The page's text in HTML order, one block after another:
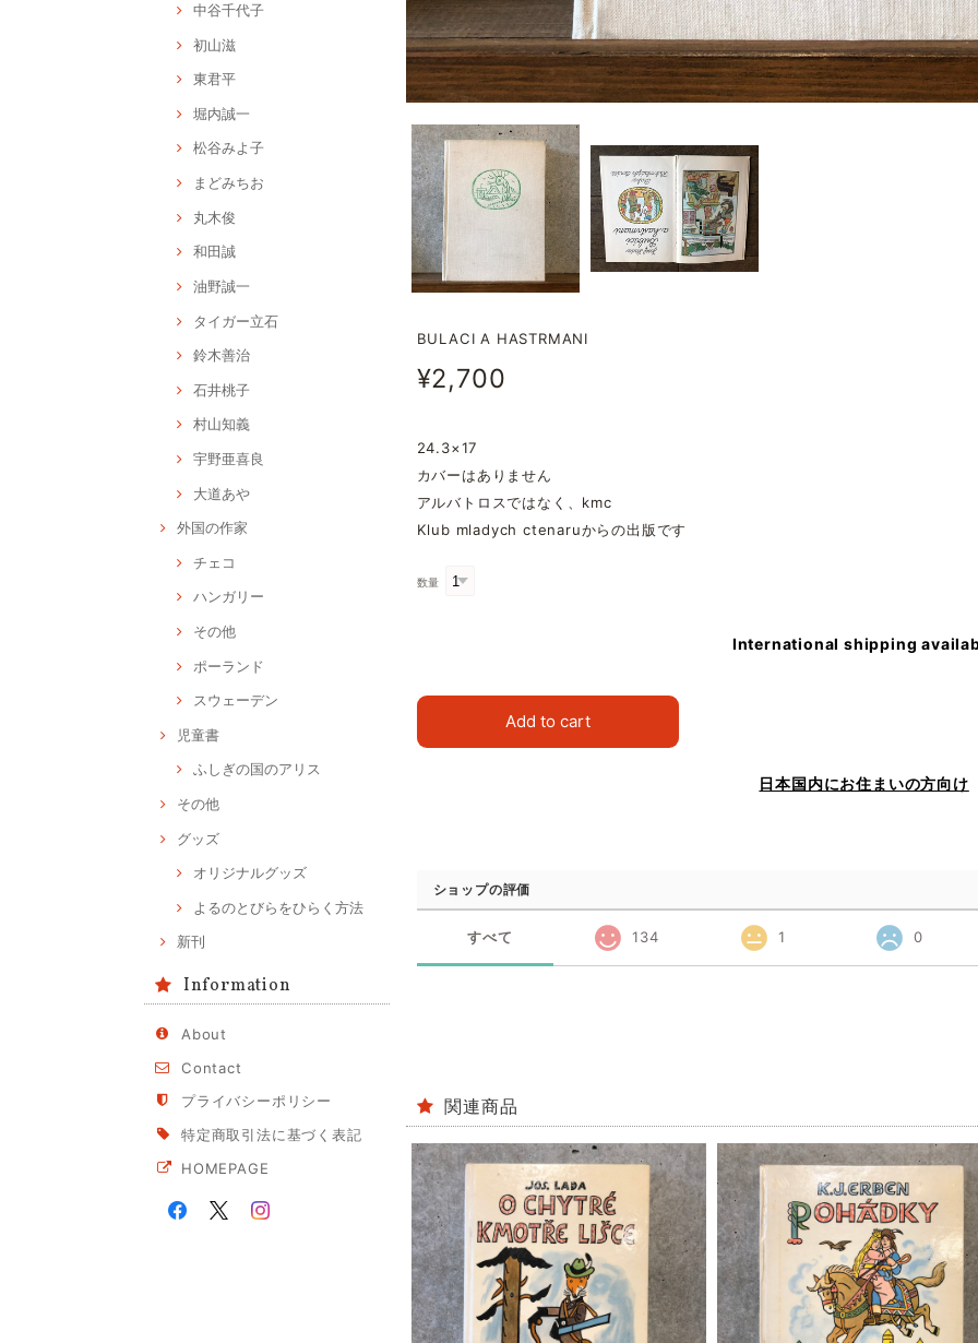
中谷千代子
初山滋
東君平
堀内誠一
松谷みよ子
まどみちお
丸木俊
和田誠
油野誠一
タイガー立石
鈴木善治
石井桃子
村山知義
宇野亜喜良
大道あや
外国の作家
チェコ
ハンガリー
その他
ポーランド
スウェーデン
児童書
ふしぎの国のアリス
その他
グッズ
オリジナルグッズ
よるのとびらをひらく方法
新刊
Information
About
Contact
プライバシーポリシー
特定商取引法に基づく表記
HOMEPAGE
BULACI A HASTRMANI
¥2,700
24.3×17
カバーはありません
アルバトロスではなく、kmc
Klub mladych ctenaruからの出版です
数量
International shipping
Add to cart
日本国内にお住まいの方向け
ショップの評価
すべて 134 1 0
関連商品